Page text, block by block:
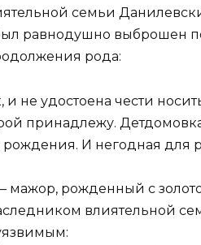
семьи
равнодушно выброшен
рода:
не удостоена чести
принадлежу.
И негодная для
рожденный с
влиятельной